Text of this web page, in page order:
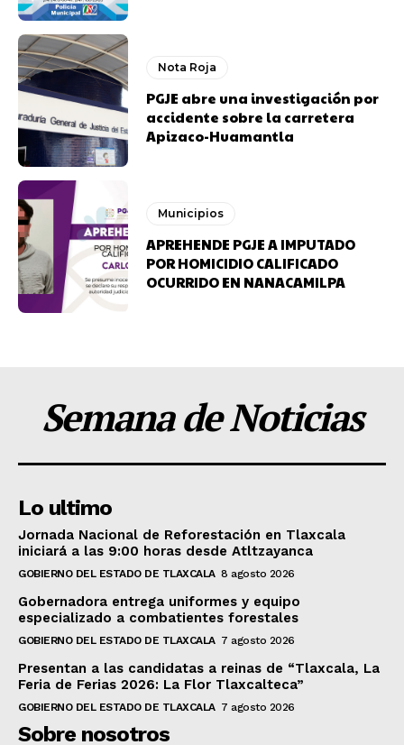
Nota Roja
PGJE abre una investigación por
accidente sobre la carretera
Apizaco-Huamantla
Municipios
APREHENDE PGJE A IMPUTADO
POR HOMICIDIO CALIFICADO
OCURRIDO EN NANACAMILPA
Semana de Noticias
Lo ultimo
Jornada Nacional de Reforestación en Tlaxcala
iniciará a las 9:00 horas desde Atltzayanca
GOBIERNO DEL ESTADO DE TLAXCALA 8 agosto 2026
Gobernadora entrega uniformes y equipo
especializado a combatientes forestales
GOBIERNO DEL ESTADO DE TLAXCALA 7 agosto 2026
Presentan a las candidatas a reinas de “Tlaxcala, La
Feria de Ferias 2026: La Flor Tlaxcalteca”
GOBIERNO DEL ESTADO DE TLAXCALA 7 agosto 2026
Sobre nosotros